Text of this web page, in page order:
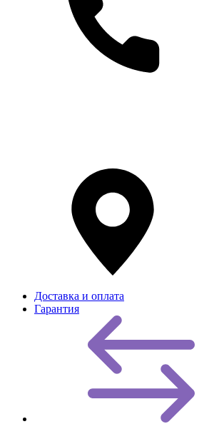
Доставка и оплата
Гарантия